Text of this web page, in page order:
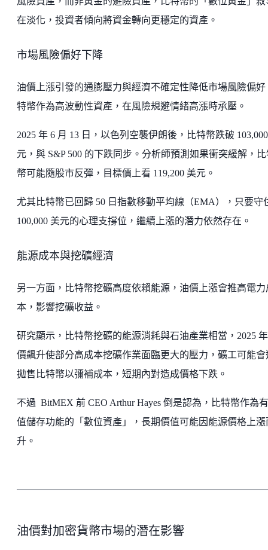
在淡化，投資者傾向將資金轉向更穩定的資產。
市場風險偏好下降
油價上漲引發的通膨壓力與經濟不確定性降低市場風險偏好
特幣作為高波動性資產，在風險規避情緒高漲時承壓。
2025 年 6 月 13 日，以色列空襲伊朗後，比特幣跌破
元，與 S&P 500 的下跌同步。分析師預測如果衝突緩解，
幣可能隨股市反彈，目標價上看 119,200 美元。
尤其比特幣已回歸 50 日指數移動平均線（EMA），只要守
100,000 美元的心理支撐位，繼續上漲的潛力依然存在。
能源成本與挖礦經濟
另一方面，比特幣挖礦高度依賴能源，油價上漲會推高電力
本，影響挖礦收益。
研究顯示，比特幣挖礦的能源消耗與石油產業相當，2025
價飆升使部分高成本挖礦作業面臨更大的壓力，礦工可能會
拋售比特幣以彌補成本，短期內對造成價格下跌。
不過 BitMEX 前 CEO Arthur Hayes 倒是認為，比特幣作為
值儲存功能的「數位資產」，長期價值可能因能源價格上漲
升。
油價對加密貨幣市場的潛在影響